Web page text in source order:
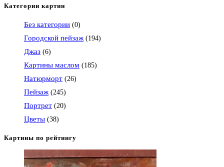
Категории картин
Без категории (0)
Городской пейзаж (194)
Джаз (6)
Картины маслом (185)
Натюрморт (26)
Пейзаж (245)
Портрет (20)
Цветы (38)
Картины по рейтингу